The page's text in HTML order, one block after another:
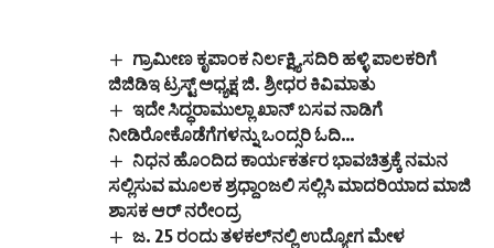
ಗ್ರಾಮೀಣ ಕೃಪಾಂಕ ನಿರ್ಲಕ್ಷ್ಯಿಸದಿರಿ ಹಳ್ಳಿ ಪಾಲಕರಿಗೆ
ಜಿಜಿಡಿಇ ಟ್ರಸ್ಟ್ ಅಧ್ಯಕ್ಷ ಜಿ. ಶ್ರೀಧರ ಕಿವಿಮಾತು
ಇದೇ ಸಿದ್ಧರಾಮುಲ್ಲಾ ಖಾನ್ ಬಸವ ನಾಡಿಗೆ
ನೀಡಿರೋಕೊಡೆಗೆಗಳನ್ನು ಒಂದ್ಸರಿ ಓದಿ…
ನಿಧನ ಹೊಂದಿದ ಕಾರ್ಯಕರ್ತರ ಭಾವಚಿತ್ರಕ್ಕೆ ನಮನ
ಸಲ್ಲಿಸುವ ಮೂಲಕ ಶ್ರಧ್ದಾಂಜಲಿ ಸಲ್ಲಿಸಿ ಮಾದರಿಯಾದ ಮಾಜಿ
ಶಾಸಕ ಆರ್ ನರೇಂದ್ರ
ಜ. 25 ರಂದು ತಳಕಲ್‌ನಲ್ಲಿ ಉದ್ಯೋಗ ಮೇಳ